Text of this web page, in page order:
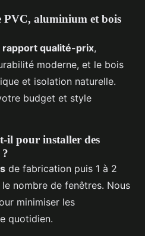
PVC, aluminium et bois
rapport qualité-prix,
moderne, et le bois
et isolation naturelle.
budget et style
il pour installer des
de fabrication puis 1 à 2
nombre de fenêtres. Nous
minimiser les
quotidien.